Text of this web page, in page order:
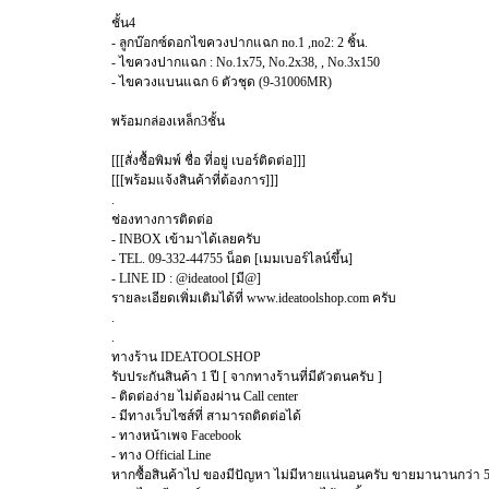
ชั้น4
- ลูกบ๊อกซ์ดอกไขควงปากแฉก no.1 ,no2: 2 ชิ้น.
- ไขควงปากแฉก : No.1x75, No.2x38, , No.3x150
- ไขควงแบนแฉก 6 ตัวชุด (9-31006MR)
พร้อมกล่องเหล็ก3ชั้น
[[[สั่งซื้อพิมพ์ ชื่อ ที่อยู่ เบอร์ติดต่อ]]]
[[[พร้อมแจ้งสินค้าที่ต้องการ]]]
ช่องทางการติดต่อ
- INBOX เข้ามาได้เลยครับ
- TEL. 09-332-44755 น็อต [เมมเบอร์ไลน์ขึ้น]
- LINE ID : @ideatool [มี@]
รายละเอียดเพิ่มเติมได้ที่ www.ideatoolshop.com ครับ
ทางร้าน IDEATOOLSHOP
รับประกันสินค้า 1 ปี [ จากทางร้านที่มีตัวตนครับ ]
- ติดต่อง่าย ไม่ต้องผ่าน Call center
- มีทางเว็บไซส์ที่ สามารถติดต่อได้
- ทางหน้าเพจ Facebook
- ทาง Official Line
หากซื้อสินค้าไป ของมีปัญหา ไม่มีหายแน่นอนครับ ขายมานานกว่า